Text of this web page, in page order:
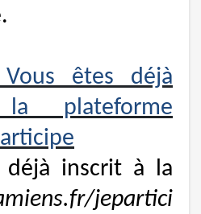
êtes déjà
plateforme
déjà inscrit à la
jepartici